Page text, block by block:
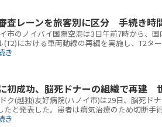
査レーンを旅客別に区分 手続き時
市のノイバイ国際空港は3日午前7時から、
(T2)における車両動線の再編を実施し、T2タ
き
初成功、脳死ドナーの組織で再建
ク(越独)友好病院(ハノイ市)は29日、脳死ド
たと発表した。患者は病気治療のため切断
き